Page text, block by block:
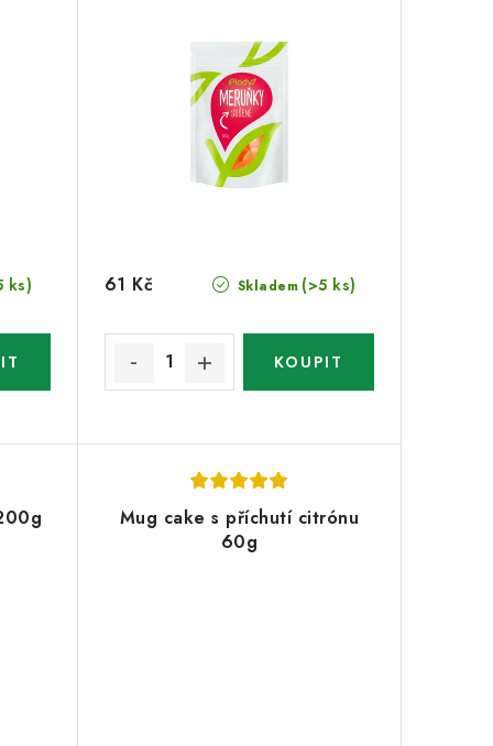
ks) Skladem (>5 ks)
61 Kč
Mug cake s příchutí citrónu
60g